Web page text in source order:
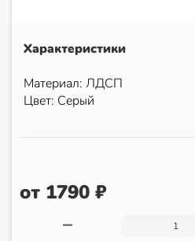
Характеристики
Материал: ЛДСП
Цвет: Серый
от 1790 ₽
—